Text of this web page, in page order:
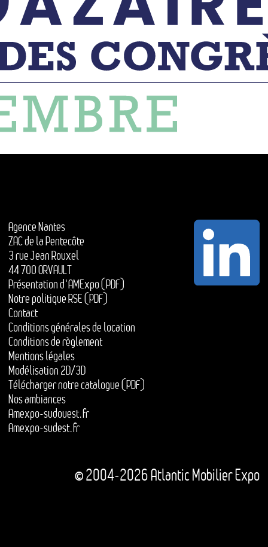
Agence Nantes
ZAC de la Pentecôte
3 rue Jean Rouxel
44 700 ORVAULT
Présentation d'AMExpo (PDF)
Notre politique RSE (PDF)
Contact
Conditions générales de location
Conditions de règlement
Mentions légales
Modélisation 2D/3D
Télécharger notre catalogue (PDF)
Nos ambiances
Amexpo-sudouest.fr
Amexpo-sudest.fr
© 2004-2026 Atlantic Mobilier Expo